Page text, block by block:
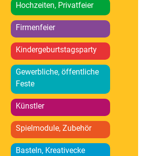
Hochzeiten, Privatfeier
Firmenfeier
Kindergeburtstagsparty
Gewerbliche, öffentliche
Feste
Künstler
Spielmodule, Zubehör
Basteln, Kreativecke